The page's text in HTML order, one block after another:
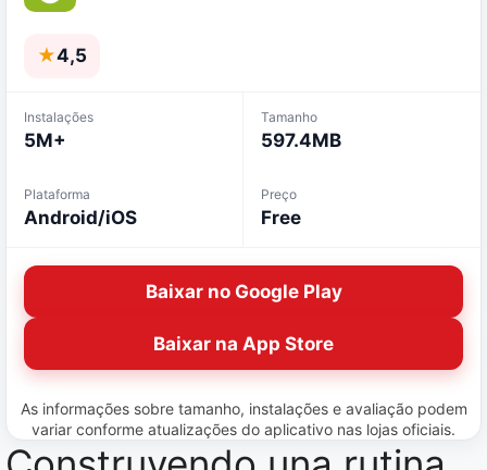
★4,5
Instalações
5M+
Tamanho
597.4MB
Plataforma
Android/iOS
Preço
Free
Baixar no Google Play
Baixar na App Store
As informações sobre tamanho, instalações e avaliação podem
variar conforme atualizações do aplicativo nas lojas oficiais.